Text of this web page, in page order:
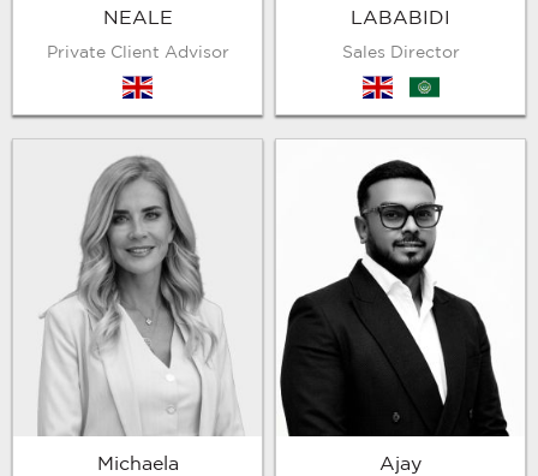
NEALE
Private Client Advisor
en
LABABIDI
Sales Director
en arb
Michaela
Ajay